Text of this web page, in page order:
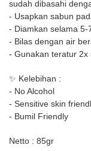
sudah dibasahi
- Usapkan sabun
- Diamkan selama 5-
- Bilas dengan air
- Gunakan teratur
✨ Kelebihan :
- No Alcohol
- Sensitive skin
- Bumil Friendly
Netto : 85gr